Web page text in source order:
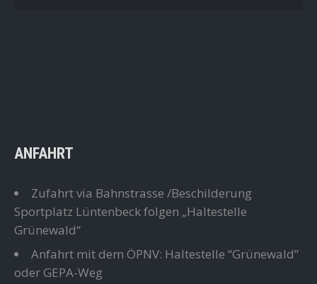
ANFAHRT
Zufahrt via Bahnstrasse /Beschilderung
Sportplatz Lüntenbeck folgen „Haltestelle
Grünewald“
Anfahrt mit dem ÖPNV: Haltestelle “Grünewald”
oder GEPA-Weg